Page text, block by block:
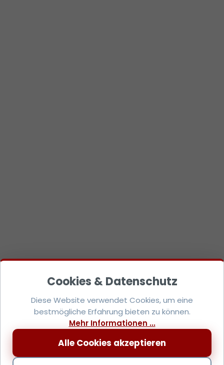
Diese Website verwendet Cookies, um eine
bestmögliche Erfahrung bieten zu können.
Mehr Informationen ...
Alle Cookies akzeptieren